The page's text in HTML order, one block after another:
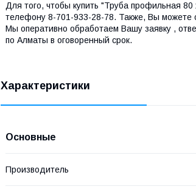
Для того, чтобы купить "Труба профильная
телефону 8-701-933-28-78. Также, Вы можете
Мы оперативно обработаем Вашу заявку ,
по Алматы в оговоренный срок.
Характеристики
Основные
Производитель